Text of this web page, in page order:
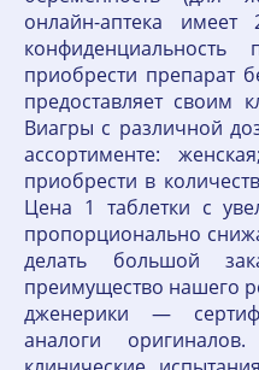
онлайн-аптека
приобрести препарат
предоставляет своим
Виагры с различной
ассортименте:
приобрести в
Цена 1 таблетки с
пропорционально
делать большой
преимущество нашего
дженерики —
аналоги